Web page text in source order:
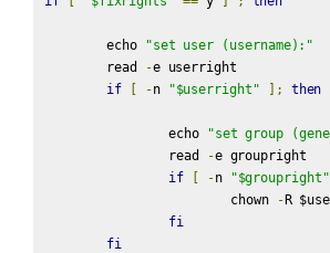
	echo
"set user (username):"
	read
-e userright
if
[ -n "$userright" ]; then
		echo
"set group
		read
-e groupright
if
[ -n "$groupright"
			chown
-R
fi
fi